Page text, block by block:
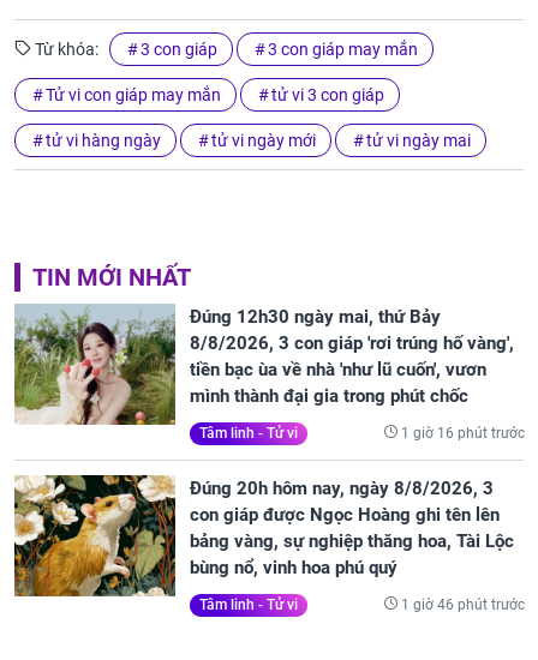
Từ khóa: 3 con giáp 3 con giáp may mắn
Tử vi con giáp may mắn tử vi 3 con giáp
tử vi hàng ngày tử vi ngày mới tử vi ngày mai
TIN MỚI NHẤT
Đúng 12h30 ngày mai, thứ Bảy
8/8/2026, 3 con giáp 'rơi trúng hố vàng',
tiền bạc ùa về nhà 'như lũ cuốn', vươn
mình thành đại gia trong phút chốc
Tâm linh - Tử vi 1 giờ 16 phút trước
Đúng 20h hôm nay, ngày 8/8/2026, 3
con giáp được Ngọc Hoàng ghi tên lên
bảng vàng, sự nghiệp thăng hoa, Tài Lộc
bùng nổ, vinh hoa phú quý
Tâm linh - Tử vi 1 giờ 46 phút trước